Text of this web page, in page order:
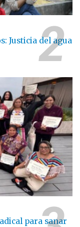
Justicia del agua
para sanar